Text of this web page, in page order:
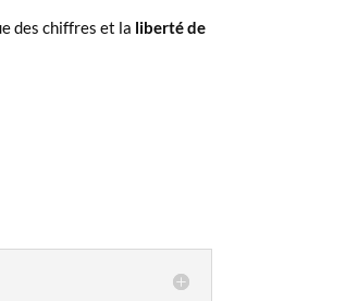
des chiffres et la liberté de